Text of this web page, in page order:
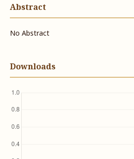
Abstract
No Abstract
Downloads